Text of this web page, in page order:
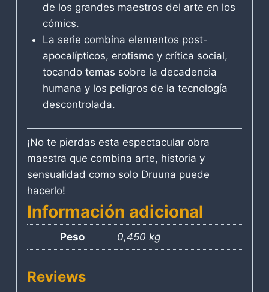
de los grandes maestros del arte en los
cómics.
La serie combina elementos post-
apocalípticos, erotismo y crítica social,
tocando temas sobre la decadencia
humana y los peligros de la tecnología
descontrolada.
¡No te pierdas esta espectacular obra
maestra que combina arte, historia y
sensualidad como solo Druuna puede
hacerlo!
Información adicional
Peso 0,450 kg
Reviews